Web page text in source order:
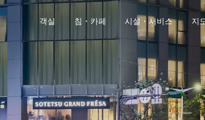
객실 침・카페 시설・서비스 지